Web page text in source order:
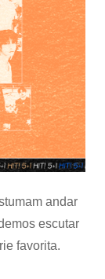
andar
escutar
favorita.